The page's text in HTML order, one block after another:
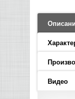
DJ
О
Видео